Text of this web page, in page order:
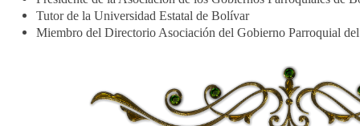
Tutor de la Universidad Estatal de Bolívar
Miembro del Directorio Asociación del Gobierno Parroquial